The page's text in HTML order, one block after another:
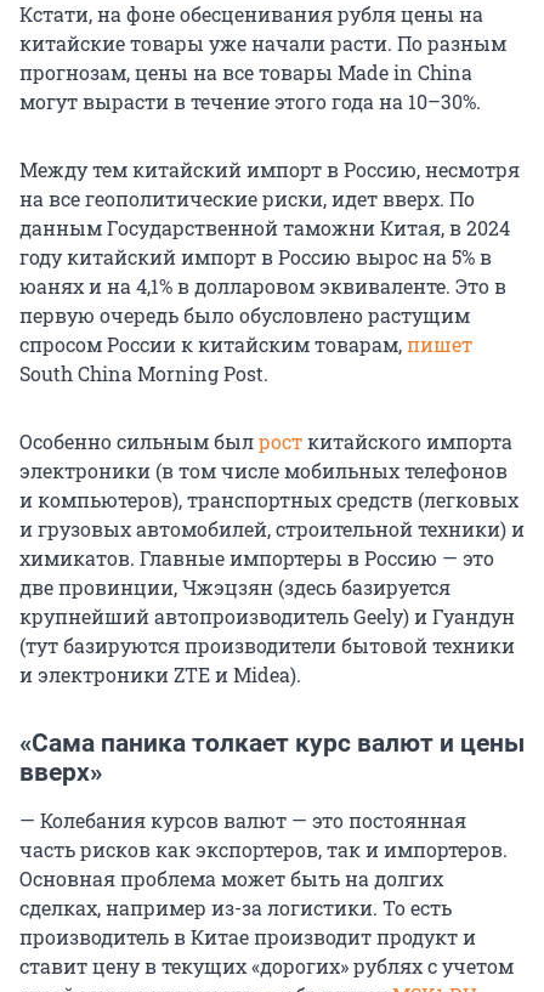
Кстати, на фоне обесценивания рубля цены на
китайские товары уже начали расти. По разным
прогнозам, цены на все товары Made in China
могут вырасти в течение этого года на 10–30%.
Между тем китайский импорт в Россию, несмотря
на все геополитические риски, идет вверх. По
данным Государственной таможни Китая, в 2024
году китайский импорт в Россию вырос на 5% в
юанях и на 4,1% в долларовом эквиваленте. Это в
первую очередь было обусловлено растущим
спросом России к китайским товарам,пишет
South China Morning Post.
Особенно сильным былросткитайского импорта
электроники (в том числе мобильных телефонов
и компьютеров), транспортных средств (легковых
и грузовых автомобилей, строительной техники) и
химикатов. Главные импортеры в Россию — это
две провинции, Чжэцзян (здесь базируется
крупнейший автопроизводитель Geely) и Гуандун
(тут базируются производители бытовой техники
и электроники ZTE и Midea).
«Сама паника толкает курс валют и цены
вверх»
— Колебания курсов валют — это постоянная
часть рисков как экспортеров, так и импортеров.
Основная проблема может быть на долгих
сделках, например из-за логистики. То есть
производитель в Китае производит продукт и
ставит цену в текущих «дорогих» рублях с учетом